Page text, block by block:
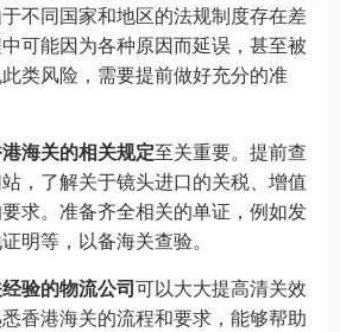
不同国家和地区的法规制度存在差
可能因为各种原因而延误，甚至被
类风险，需要提前做好充分的准
海关的相关规定至关重要。提前查
，了解关于镜头进口的关税、增值
求。准备齐全相关的单证，例如发
明等，以备海关查验。
验的物流公司可以大大提高清关效
香港海关的流程和要求，能够帮助